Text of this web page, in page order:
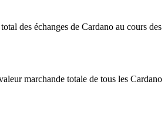
des échanges de Cardano au cours des
marchande totale de tous les Cardano